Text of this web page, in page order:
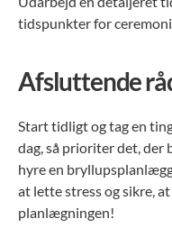
tidspunkter for
Afsluttende
Start tidligt og tag en
dag, så prioriter det, der
hyre en
at lette stress og sikre,
planlægningen!